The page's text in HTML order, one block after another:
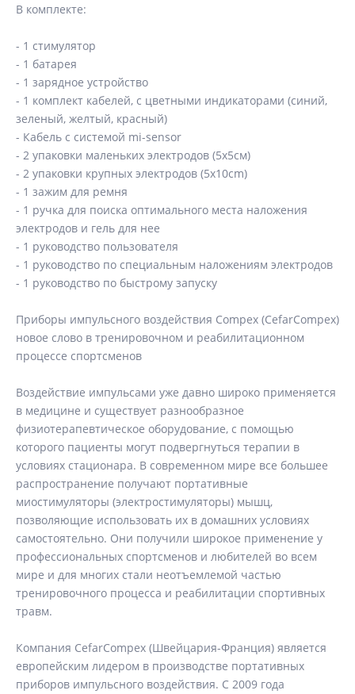
В комплекте:
- 1 стимулятор
- 1 батарея
- 1 зарядное устройство
- 1 комплект кабелей, с цветными индикаторами (синий,
зеленый, желтый, красный)
- Кабель с системой mi-sensor
- 2 упаковки маленьких электродов (5х5см)
- 2 упаковки крупных электродов (5x10cm)
- 1 зажим для ремня
- 1 ручка для поиска оптимального места наложения
электродов и гель для нее
- 1 руководство пользователя
- 1 руководство по специальным наложениям электродов
- 1 руководство по быстрому запуску
Приборы импульсного воздействия Compex (CefarCompex)
новое слово в тренировочном и реабилитационном
процессе спортсменов
Воздействие импульсами уже давно широко применяется
в медицине и существует разнообразное
физиотерапевтическое оборудование, с помощью
которого пациенты могут подвергнуться терапии в
условиях стационара. В современном мире все большее
распространение получают портативные
миостимуляторы (электростимуляторы) мышц,
позволяющие использовать их в домашних условиях
самостоятельно. Они получили широкое применение у
профессиональных спортсменов и любителей во всем
мире и для многих стали неотъемлемой частью
тренировочного процесса и реабилитации спортивных
травм.
Компания CefarCompex (Швейцария-Франция) является
европейским лидером в производстве портативных
приборов импульсного воздействия. С 2009 года